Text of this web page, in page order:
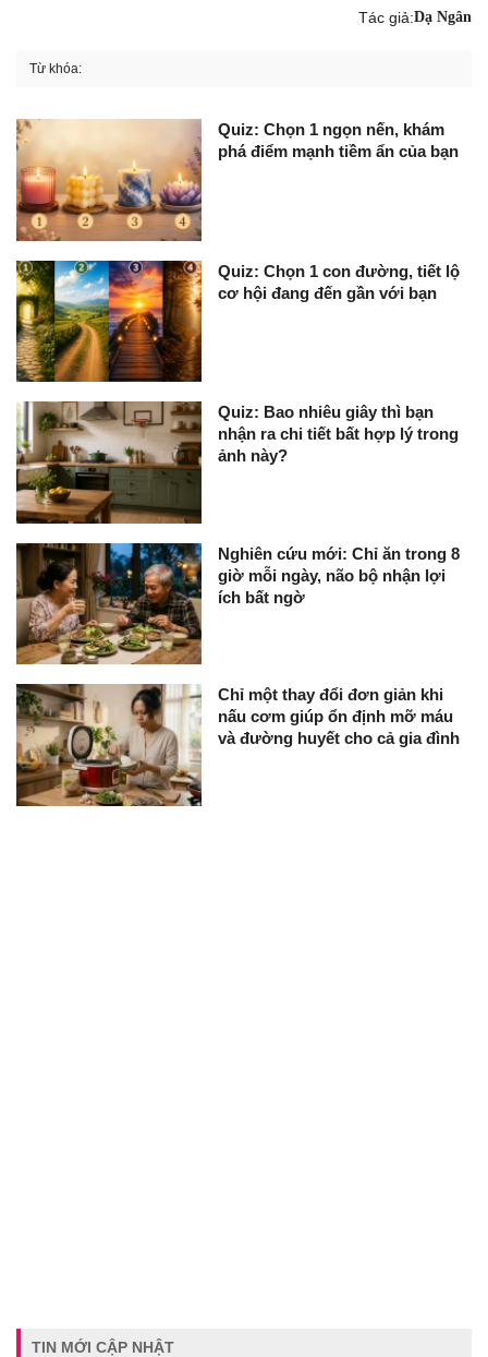
Tác giả:Dạ Ngân
Từ khóa:
Quiz: Chọn 1 ngọn nến, khám
phá điểm mạnh tiềm ẩn của bạn
Quiz: Chọn 1 con đường, tiết lộ
cơ hội đang đến gần với bạn
Quiz: Bao nhiêu giây thì bạn
nhận ra chi tiết bất hợp lý trong
ảnh này?
Nghiên cứu mới: Chỉ ăn trong 8
giờ mỗi ngày, não bộ nhận lợi
ích bất ngờ
Chỉ một thay đổi đơn giản khi
nấu cơm giúp ổn định mỡ máu
và đường huyết cho cả gia đình
TIN MỚI CẬP NHẬT